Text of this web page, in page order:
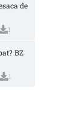
de
1
BZ
1